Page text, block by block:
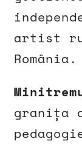
artist
România.
granița